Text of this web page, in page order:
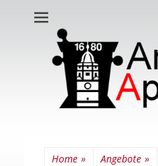
Home » Angebote »